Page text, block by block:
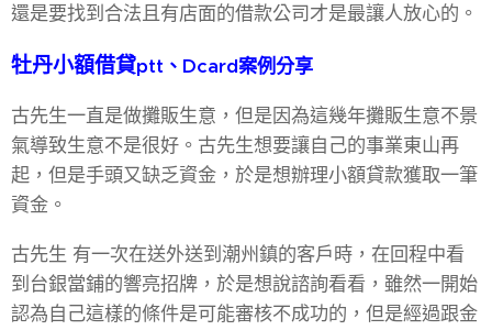
還是要找到合法且有店面的借款公司才是最讓人放心的。
牡丹小額借貸ptt、Dcard案例分享
古先生一直是做攤販生意，但是因為這幾年攤販生意不景
氣導致生意不是很好。古先生想要讓自己的事業東山再
起，但是手頭又缺乏資金，於是想辦理小額貸款獲取一筆
資金。
古先生 有一次在送外送到潮州鎮的客戶時，在回程中看
到台銀當鋪的響亮招牌，於是想說諮詢看看，雖然一開始
認為自己這樣的條件是可能審核不成功的，但是經過跟金